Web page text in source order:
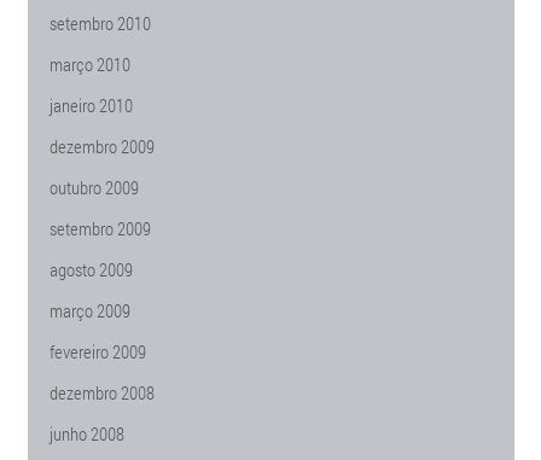
setembro 2010
março 2010
janeiro 2010
dezembro 2009
outubro 2009
setembro 2009
agosto 2009
março 2009
fevereiro 2009
dezembro 2008
junho 2008